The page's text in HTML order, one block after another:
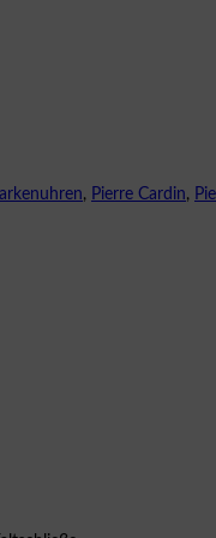
, Pierre Cardin,